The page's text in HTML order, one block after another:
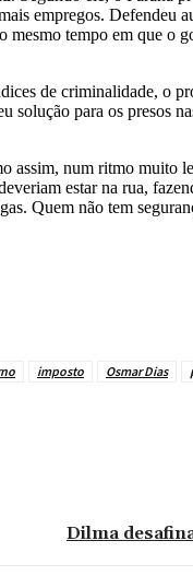
empregos. Defendeu
mesmo tempo em que o
de criminalidade, o
solução para os presos
assim, num ritmo muito
estar na rua,
Quem não tem
imposto Osmar Dias
Dilma